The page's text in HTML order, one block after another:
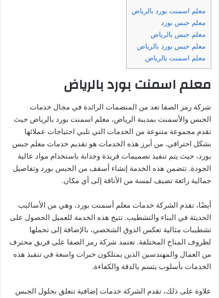
معلم اسمنت بورد بالرياض
معلم جبس بورد
معلم جبس بالرياض
معلم جبس بورد بالرياض
معلم اسمنت بالرياض
معلم اسمنت بورد بالرياض
شركة رمز الصفا تعد من المنضمات الرائدة في مجال خدمات
الجبس والأسمنت بمدينة الرياض، معلم اسمنت بورد بالرياض حيث
تقدم مجموعة متنوعة من الخدمات التي تلبي احتياجات عملائها
بشكل احترافي. من أبرز هذه الخدمات هو تقديم خدمات معلم جبس
بورد، حيث يتم تنفيذ تصميمات فريدة وجذابة باستخدام مواد عالية
الجودة. تتضمن هذه الخدمة إنشاء أسقف من الجبس بورد وتفاصيل
جمالية رائعة تضيف لمسة من الأناقة إلى أي مكان.
أيضًا، تقدم الشركة خدمات معلم أسمنت بورد، وهي من الأساليب
الحديثة في البناء والتشطيب. تتيح هذه الخدمة للعميل الحصول على
تشطيبات مثالية تعكس الذوق الشخصي، بالإضافة إلى تحملها
لظروف المناخ المختلفة. تعتمد شركة رمز الصفا على فريق محترف
من العمال والمهندسين الذين يمتلكون خبرات واسعة في تنفيذ هذه
الخدمات بأسلوب يتسم بالدقة والكفاءة.
علاوة على ذلك، تقدم الشركة خدمات إضافية تتعلق بحلول الجبس